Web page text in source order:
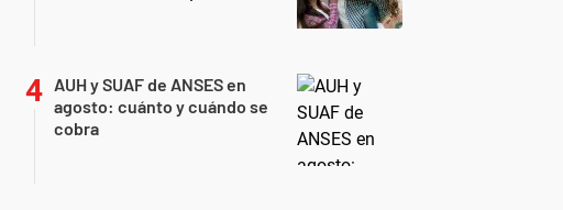
AUH y SUAF de ANSES en
agosto: cuánto y cuándo se
cobra